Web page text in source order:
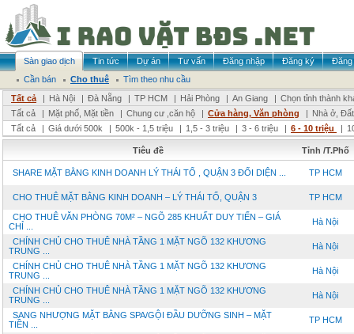
Sàn giao dịch Tin tức Dự án Tư vấn Đăng nhập Đăng ký
Đăng
Cần bán
Cho thuê
Tìm theo nhu cầu
Tất cả
| Hà Nội | Đà Nẵng | TP HCM | Hải Phòng | An Giang | Chọn tỉnh thành
Tất cả
| Mặt phố, Mặt tiền | Chung cư ,căn hộ | Cửa hàng, Văn phòng | Nhà ở,
Tất cả
| Giá dưới 500k | 500k - 1,5 triệu | 1,5 - 3 triệu | 3 - 6 triệu | 6 - 10 triệu |
Tiêu đề Tỉnh /T.Phố
SHARE MẶT BẰNG KINH DOANH LÝ THÁI TỔ , QUẬN 3 ĐỐI DIỆN ... TP HCM
CHO THUÊ MẶT BẰNG KINH DOANH – LÝ THÁI TỔ, QUẬN 3 TP HCM
CHO THUÊ VĂN PHÒNG 70M² – NGÕ 285 KHUẤT DUY TIẾN – GIÁ
CHỈ ...
Hà Nội
CHÍNH CHỦ CHO THUÊ NHÀ TẦNG 1 MẶT NGÕ 132 KHƯƠNG
TRUNG ...
Hà Nội
CHÍNH CHỦ CHO THUÊ NHÀ TẦNG 1 MẶT NGÕ 132 KHƯƠNG
TRUNG ...
Hà Nội
CHÍNH CHỦ CHO THUÊ NHÀ TẦNG 1 MẶT NGÕ 132 KHƯƠNG
TRUNG ...
Hà Nội
SANG NHƯỢNG MẶT BẰNG SPA/GỘI ĐẦU DƯỠNG SINH – MẶT
TIỀN ...
TP HCM